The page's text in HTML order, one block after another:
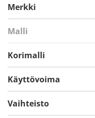
Merkki
Malli
Korimalli
Käyttövoima
Vaihteisto